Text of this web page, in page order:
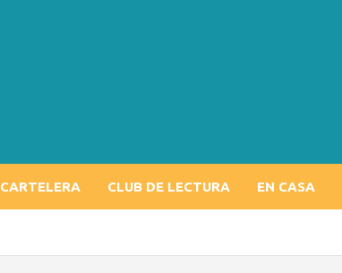
CARTELERA CLUB DE LECTURA EN CASA